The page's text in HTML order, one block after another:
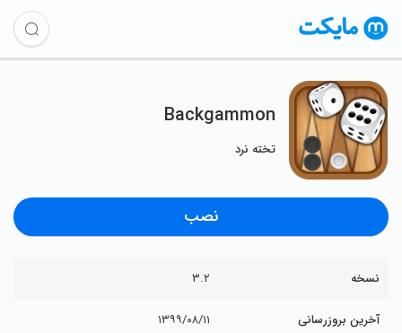
Backgammon
تخته نرد
نصب
نسخه ۳.۲
آخرین بروزرسانی ۱۳۹۹/۰۸/۱۱